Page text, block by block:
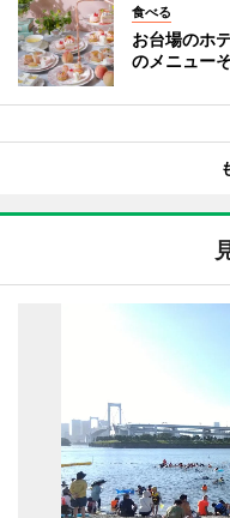
食べる
お台場のホ
のメニュー